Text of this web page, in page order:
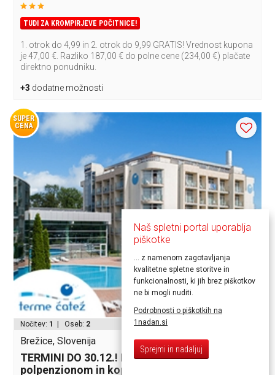
TUDI ZA KROMPIRJEVE POČITNICE!
1. otrok do 4,99 in 2. otrok do 9,99 GRATIS! Vrednost kupona
je 47,00 €. Razliko 187,00 € do polne cene (234,00 €) plačate
direktno ponudniku.
+3 dodatne možnosti
SUPER
CENA
od 152,80€
Nočitev: 1 | Oseb: 2
Brežice, Slovenija
TERMINI DO 30.12.! Hotel Čatež 3* s
polpenzionom in kopanjem v Termah Čatež!
Naš spletni portal uporablja
piškotke
... z namenom zagotavljanja
kvalitetne spletne storitve in
funkcionalnosti, ki jih brez piškotkov
ne bi mogli nuditi.
Podrobnosti o piškotkih na
1nadan.si
Sprejmi in nadaljuj